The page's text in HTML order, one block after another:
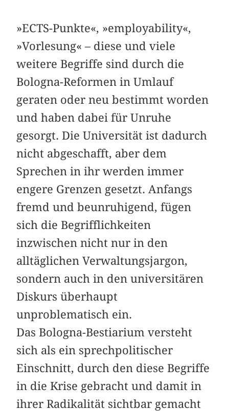
»ECTS-Punkte«, »employability«,
»Vorlesung« – diese und viele
weitere Begriffe sind durch die
Bologna-Reformen in Umlauf
geraten oder neu bestimmt worden
und haben dabei für Unruhe
gesorgt. Die Universität ist dadurch
nicht abgeschafft, aber dem
Sprechen in ihr werden immer
engere Grenzen gesetzt. Anfangs
fremd und beunruhigend, fügen
sich die Begrifflichkeiten
inzwischen nicht nur in den
alltäglichen Verwaltungsjargon,
sondern auch in den universitären
Diskurs überhaupt
unproblematisch ein.
Das Bologna-Bestiarium versteht
sich als ein sprechpolitischer
Einschnitt, durch den diese Begriffe
in die Krise gebracht und damit in
ihrer Radikalität sichtbar gemacht